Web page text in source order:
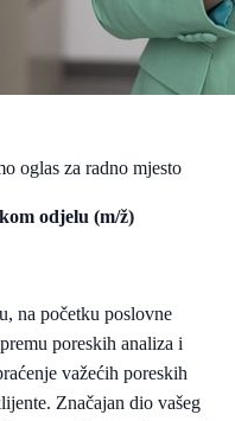
oglas za radno mjesto
odjelu (m/ž)
na početku poslovne
poreskih analiza i
važećih poreskih
Značajan dio vašeg